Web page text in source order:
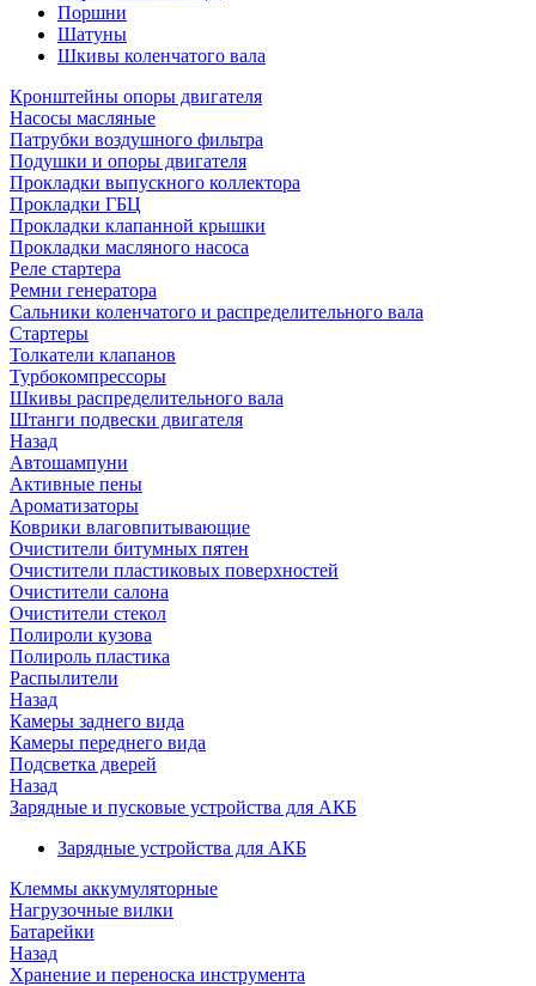
Поршни
Шатуны
Шкивы коленчатого вала
Кронштейны опоры двигателя
Насосы масляные
Патрубки воздушного фильтра
Подушки и опоры двигателя
Прокладки выпускного коллектора
Прокладки ГБЦ
Прокладки клапанной крышки
Прокладки масляного насоса
Реле стартера
Ремни генератора
Сальники коленчатого и распределительного вала
Стартеры
Толкатели клапанов
Турбокомпрессоры
Шкивы распределительного вала
Штанги подвески двигателя
Назад
Автошампуни
Активные пены
Ароматизаторы
Коврики влаговпитывающие
Очистители битумных пятен
Очистители пластиковых поверхностей
Очистители салона
Очистители стекол
Полироли кузова
Полироль пластика
Распылители
Назад
Камеры заднего вида
Камеры переднего вида
Подсветка дверей
Назад
Зарядные и пусковые устройства для АКБ
Зарядные устройства для АКБ
Клеммы аккумуляторные
Нагрузочные вилки
Батарейки
Назад
Хранение и переноска инструмента